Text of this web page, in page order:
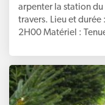
arpenter la station
travers. Lieu et durée
2H00 Matériel :